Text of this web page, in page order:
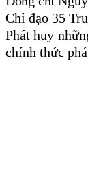
Chỉ đạo 35
Phát huy
chính thức